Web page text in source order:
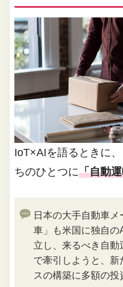
IoT×AIを語るときに
ちのひとつに「自動
日本の大手自動車
車」も米国に独自の
立し、来るべき自
で牽引しようと、
スの構築に多額の投